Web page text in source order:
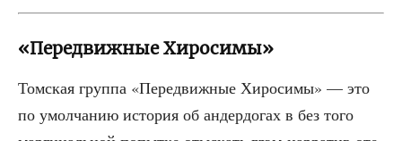
«Передвижные Хиросимы»
Том­ская груп­па «Пере­движ­ные Хиро­си­мы» — это
по умол­ча­нию исто­рия об андер­до­гах в без того